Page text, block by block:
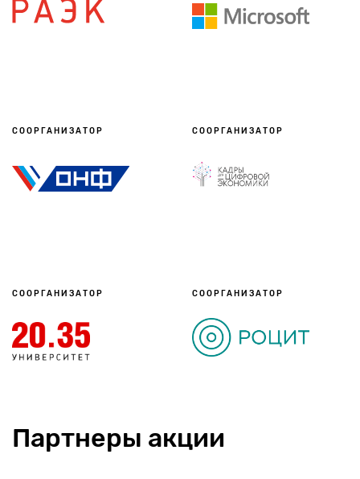
СООРГАНИЗАТОР СООРГАНИЗАТОР
СООРГАНИЗАТОР СООРГАНИЗАТОР
Партнеры акции